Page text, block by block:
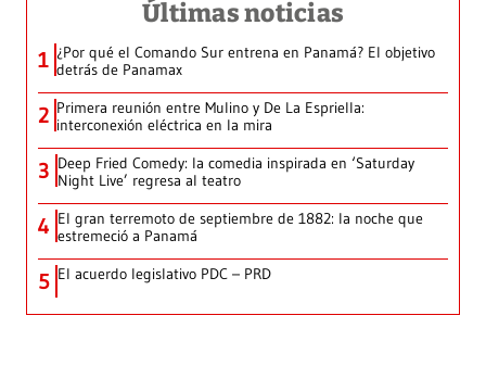
Últimas noticias
1 ¿Por qué el Comando Sur entrena en Panamá? El objetivo
detrás de Panamax
2 Primera reunión entre Mulino y De La Espriella:
interconexión eléctrica en la mira
3 Deep Fried Comedy: la comedia inspirada en ‘Saturday
Night Live’ regresa al teatro
4 El gran terremoto de septiembre de 1882: la noche que
estremeció a Panamá
5 El acuerdo legislativo PDC – PRD